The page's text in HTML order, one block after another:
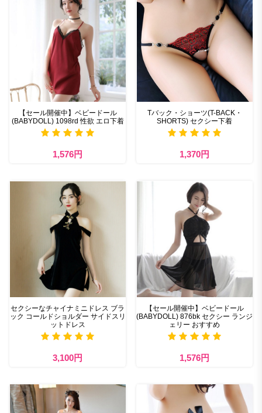
【セール開催中】ベビードール
(BABYDOLL) 1098rd 性欲 エロ下着
1,576円
Tバック・ショーツ(T-BACK・
SHORTS) セクシー下着
1,370円
セクシーなチャイナミニドレス ブラ
ック コールドショルダー サイドスリ
ットドレス
3,100円
【セール開催中】ベビードール
(BABYDOLL) 876bk セクシー ランジ
ェリー おすすめ
1,576円